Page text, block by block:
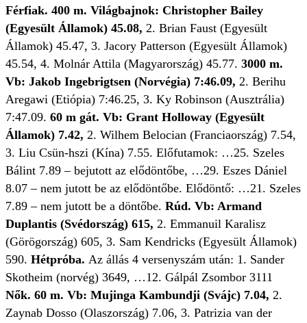
Férfiak. 400 m. Világbajnok: Christopher Bailey
(Egyesült Államok) 45.08, 2. Brian Faust (Egyesült
Államok) 45.47, 3. Jacory Patterson (Egyesült Államok)
45.54, 4. Molnár Attila (Magyarország) 45.77. 3000 m.
Vb: Jakob Ingebrigtsen (Norvégia) 7:46.09, 2. Berihu
Aregawi (Etiópia) 7:46.25, 3. Ky Robinson (Ausztrália)
7:47.09. 60 m gát. Vb: Grant Holloway (Egyesült
Államok) 7.42, 2. Wilhem Belocian (Franciaország) 7.54,
3. Liu Csün-hszi (Kína) 7.55. Előfutamok: …25. Szeles
Bálint 7.89 – bejutott az elődöntőbe, …29. Eszes Dániel
8.07 – nem jutott be az elődöntőbe. Elődöntő: …21. Szeles
7.89 – nem jutott be a döntőbe. Rúd. Vb: Armand
Duplantis (Svédország) 615, 2. Emmanuil Karalisz
(Görögország) 605, 3. Sam Kendricks (Egyesült Államok)
590. Hétpróba. Az állás 4 versenyszám után: 1. Sander
Skotheim (norvég) 3649, …12. Gálpál Zsombor 3111
Nők. 60 m. Vb: Mujinga Kambundji (Svájc) 7.04, 2.
Zaynab Dosso (Olaszország) 7.06, 3. Patrizia van der